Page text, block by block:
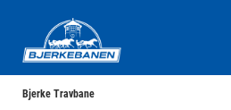
Bjerke Travbane